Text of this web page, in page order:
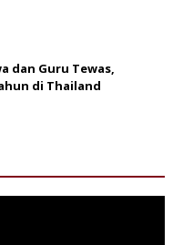
dan Guru Tewas,
di Thailand